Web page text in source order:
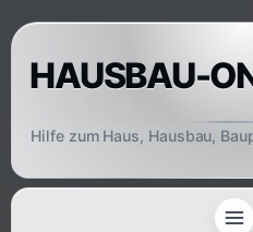
Skip
to
contentHAUSBAU-
Hilfe zum Haus, Hausbau,